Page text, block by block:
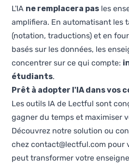
L'IA ne remplacera pas les
amplifiera. En automatisant les
(notation, traductions) et en
basés sur les données, les
concentrer sur ce qui compte:
étudiants.
Prêt à adopter l'IA dans vos
Les outils IA de Lectful sont
gagner du temps et maximiser
Découvrez notre solution ou
chez contact@lectful.com pour
peut transformer votre